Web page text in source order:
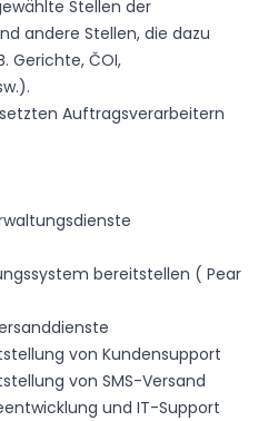
Stellen der
andere Stellen, die dazu
Gerichte, ČOI,
Auftragsverarbeitern
bereitstellen ( Pear
von Kundensupport
von SMS-Versand
und IT-Support